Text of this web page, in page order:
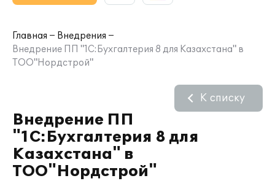
Главная
Внедрения
Внедрение ПП "1С:Бухгалтерия 8 для Казахстана" в
ТОО"Нордстрой"
Внедрение ПП
"1С:Бухгалтерия 8 для
Казахстана" в
ТОО"Нордстрой"
К списку